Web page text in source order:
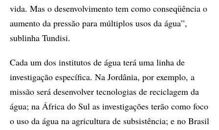
vida. Mas o desenvolvimento tem como conseqüência o
aumento da pressão para múltiplos usos da água”,
sublinha Tundisi.
Cada um dos institutos de água terá uma linha de
investigação específica. Na Jordânia, por exemplo, a
missão será desenvolver tecnologias de reciclagem da
água; na África do Sul as investigações terão como foco
o uso da água na agricultura de subsistência; e no Brasil